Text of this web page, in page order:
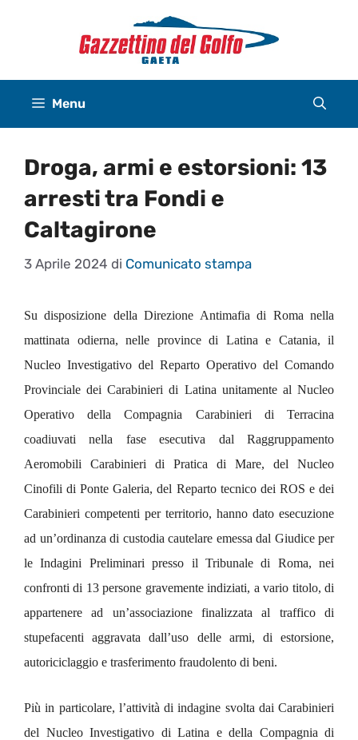
Menu
Droga, armi e estorsioni: 13
arresti tra Fondi e
Caltagirone
3 Aprile 2024 di Comunicato stampa
Su disposizione della Direzione Antimafia di Roma nella
mattinata odierna, nelle province di Latina e Catania, il
Nucleo Investigativo del Reparto Operativo del Comando
Provinciale dei Carabinieri di Latina unitamente al Nucleo
Operativo della Compagnia Carabinieri di Terracina
coadiuvati nella fase esecutiva dal Raggruppamento
Aeromobili Carabinieri di Pratica di Mare, del Nucleo
Cinofili di Ponte Galeria, del Reparto tecnico dei ROS e dei
Carabinieri competenti per territorio, hanno dato esecuzione
ad un’ordinanza di custodia cautelare emessa dal Giudice per
le Indagini Preliminari presso il Tribunale di Roma, nei
confronti di 13 persone gravemente indiziati, a vario titolo, di
appartenere ad un’associazione finalizzata al traffico di
stupefacenti aggravata dall’uso delle armi, di estorsione,
autoriciclaggio e trasferimento fraudolento di beni.
Più in particolare, l’attività di indagine svolta dai Carabinieri
del Nucleo Investigativo di Latina e della Compagnia di